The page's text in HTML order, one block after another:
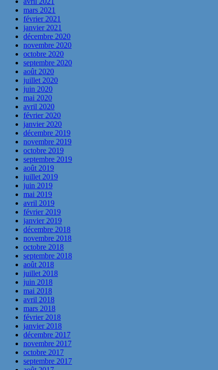
mars 2021
février 2021
janvier 2021
décembre 2020
novembre 2020
octobre 2020
septembre 2020
août 2020
juillet 2020
juin 2020
mai 2020
avril 2020
février 2020
janvier 2020
décembre 2019
novembre 2019
octobre 2019
septembre 2019
août 2019
juillet 2019
juin 2019
mai 2019
avril 2019
février 2019
janvier 2019
décembre 2018
novembre 2018
octobre 2018
septembre 2018
août 2018
juillet 2018
juin 2018
mai 2018
avril 2018
mars 2018
février 2018
janvier 2018
décembre 2017
novembre 2017
octobre 2017
septembre 2017